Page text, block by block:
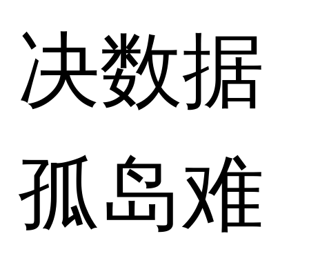
决数据
孤岛难